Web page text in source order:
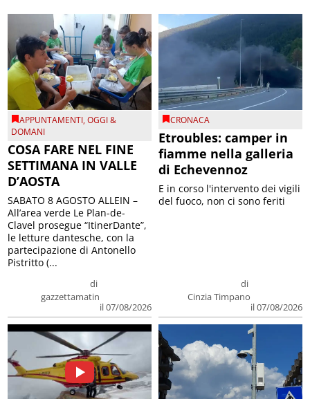
APPUNTAMENTI,OGGI &
DOMANI
COSA FARE NEL FINE
SETTIMANA IN VALLE
D’AOSTA
di
gazzettamatin
il 07/08/2026
SABATO 8 AGOSTO ALLEIN –
All’area verde Le Plan-de-
Clavel prosegue “ItinerDante”,
le letture dantesche, con la
partecipazione di Antonello
Pistritto (...
CRONACA
Etroubles: camper in
fiamme nella galleria
di Echevennoz
di
Cinzia Timpano
il 07/08/2026
E in corso l'intervento dei vigili
del fuoco, non ci sono feriti